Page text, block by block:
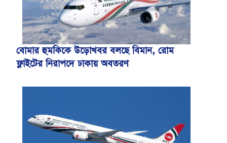
বোমার হুমকিকে উড়োখবর বলছে বিমান, রোম
ফ্লাইটের নিরাপদে ঢাকায় অবতরণ